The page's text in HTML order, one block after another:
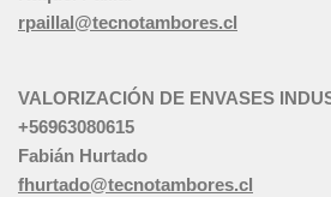
rpaillal@tecnotambores.cl
VALORIZACIÓN DE ENVASES
+56963080615
Fabián Hurtado
fhurtado@tecnotambores.cl